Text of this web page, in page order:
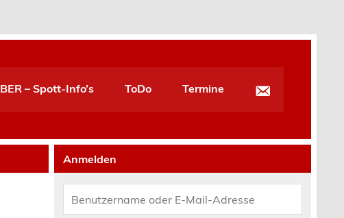
BER – Spott-Info’s ToDo Termine
Anmelden